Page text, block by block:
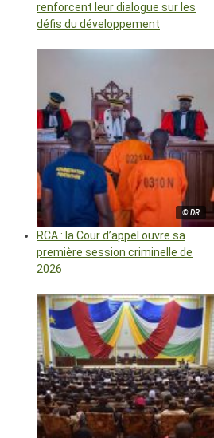
renforcent leur dialogue sur les
défis du développement
© DR
RCA : la Cour d’appel ouvre sa
première session criminelle de
2026